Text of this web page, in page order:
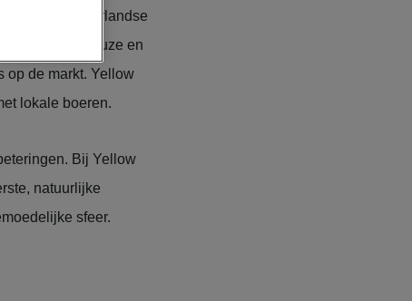
jonge Nederlandse
Deze ambitieuze en
op de markt. Yellow
lokale boeren.
Bij Yellow
natuurlijke
sfeer.